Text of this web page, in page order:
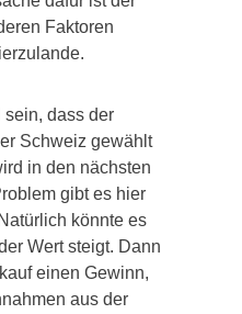
Faktoren
sein, dass der
Schweiz gewählt
in den nächsten
gibt es hier
könnte es
Wert steigt. Dann
einen Gewinn,
aus der